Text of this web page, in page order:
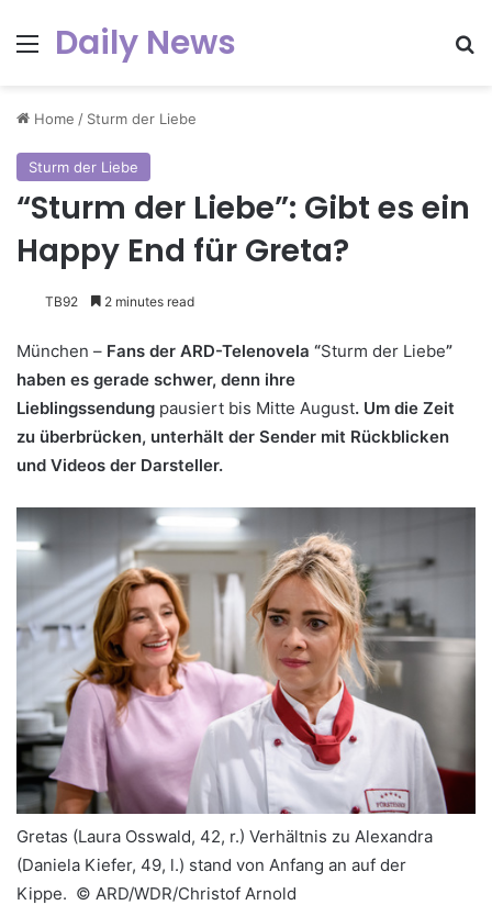
Menu
Daily News
Home / Sturm der Liebe
Sturm der Liebe
“Sturm der Liebe”: Gibt es ein
Happy End für Greta?
TB92 2 minutes read
München – Fans der ARD-Telenovela “Sturm der Liebe”
haben es gerade schwer, denn ihre
Lieblingssendung pausiert bis Mitte August. Um die Zeit
zu überbrücken, unterhält der Sender mit Rückblicken
und Videos der Darsteller.
Gretas (Laura Osswald, 42, r.) Verhältnis zu Alexandra
(Daniela Kiefer, 49, l.) stand von Anfang an auf der
Kippe. © ARD/WDR/Christof Arnold